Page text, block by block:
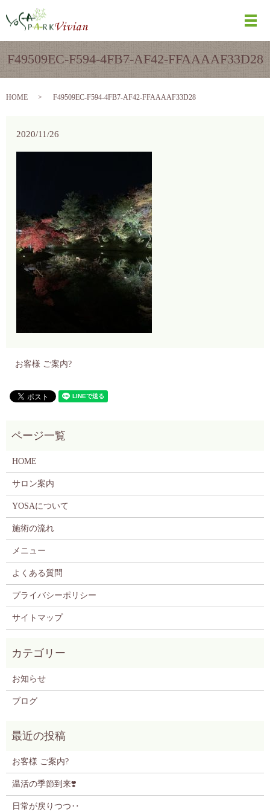
メ
F49509EC-F594-4FB7-AF42-FFAAAAF33D28
HOME F49509EC-F594-4FB7-AF42-FFAAAAF33D28
2020/11/26
お客様 ご案内?
HOME
サロン案内
YOSAについて
施術の流れ
メニュー
よくある質問
プライバシーポリシー
サイトマップ
お知らせ
ブログ
お客様 ご案内?
温活の季節到来❣️
日常が戻りつつ‥